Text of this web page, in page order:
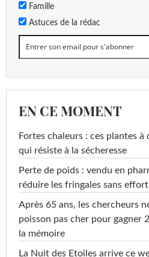
Famille
Astuces de la rédac
EN CE MOMENT
Fortes chaleurs : ces plantes
qui résiste à la sécheresse
Perte de poids : vendu en
réduire les fringales sans effort
Après 65 ans, les chercheurs
poisson pas cher pour gagner
la mémoire
La Nuit des Etoiles arrive ce